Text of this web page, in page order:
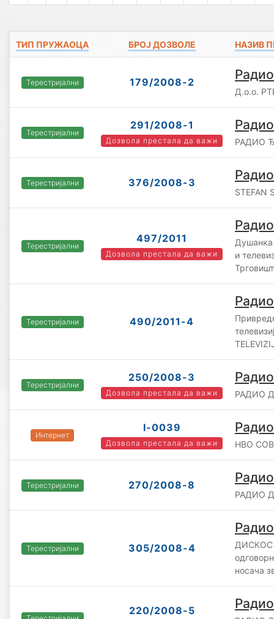
ТИП ПРУЖАОЦА БРОЈ ДОЗВОЛЕ НАЗИВ
Терестријални 179/2008-2
Д.o.o.
Терестријални
291/2008-1
Дозвола престала да важи РАДИО
Терестријални 376/2008-3
STEFAN
Терестријални
497/2011
Дозвола престала да важи
Душанка
и
Терестријални 490/2011-4
Терестријални
250/2008-3
Дозвола престала да важи РАДИО
Интернет
I-0039
Дозвола престала да важи НВО
Терестријални 270/2008-8
РАДИО
Терестријални 305/2008-4
ДИСКОС
носача
220/2008-5